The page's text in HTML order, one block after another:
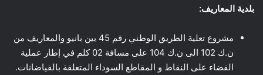
بلدية المعاريف:
مشروع تعلية الطريق الوطني رقم 45 بين بانيو والمعاريف من
ن.ك 102 الى ن.ك 104 على مسافة 02 كلم في إطار عملية
القضاء على النقاط و المقاطع السوداء المتعلقة بالفياضانات.